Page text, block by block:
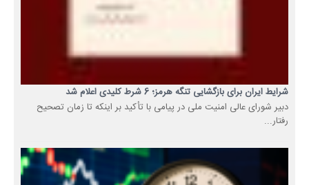
شرایط ایران برای بازگشایی تنگه هرمز؛ 6 شرط کلیدی اعلام شد
دبیر شورای عالی امنیت ملی در پیامی با تأکید بر اینکه تا زمان تصحیح
رفتار...